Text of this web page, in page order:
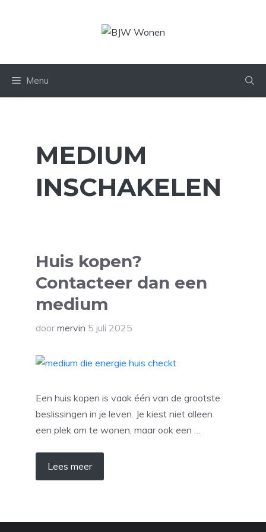
Menu
MEDIUM
INSCHAKELEN
Huis kopen?
Contacteer dan een
medium
door mervin 5 juli 2025
Een huis kopen is vaak één van de grootste
beslissingen in je leven. Je kiest niet alleen
een plek om te wonen, maar ook een …
Lees meer